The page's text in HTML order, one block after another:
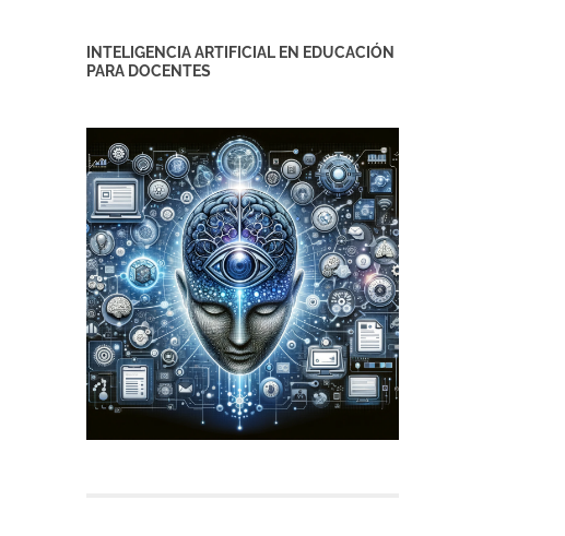
INTELIGENCIA ARTIFICIAL EN EDUCACIÓN
PARA DOCENTES